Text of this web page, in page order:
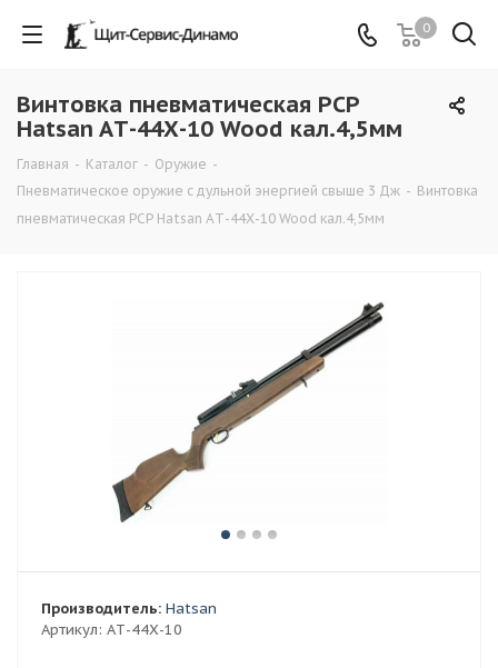
0
Винтовка пневматическая PCP
Hatsan AТ-44Х-10 Wood кал.4,5мм
Главная - Каталог - Оружие -
Пневматическое оружие с дульной энергией свыше 3 Дж - Винтовка
пневматическая PCP Hatsan AТ-44Х-10 Wood кал.4,5мм
Артикул: AТ-44Х-10
Производитель: Hatsan